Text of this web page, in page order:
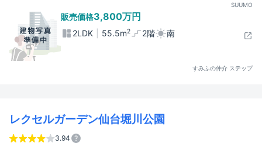
SUUMO
販売価格3,800万円
2LDK 55.5m2 2階 南
すみふの仲介 ステップ
レクセルガーデン仙台堀川公園
3.94